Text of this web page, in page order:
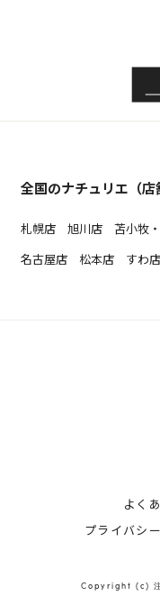
全国のナチュリエ（店
札幌店 旭川店 苫小牧
名古屋店
松本店 すわ店
よく
プライバシ
Copyright (c)